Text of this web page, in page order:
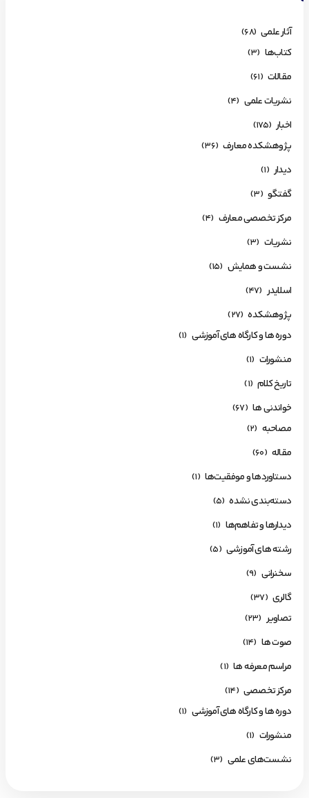
آثار علمی (68)
کتاب‌ها (3)
مقالات (61)
نشریات علمی (4)
اخبار (175)
پژوهشکده معارف (36)
دیدار (1)
گفتگو (3)
مرکز تخصصی معارف (4)
نشریات (3)
نشست و همایش (15)
اسلایدر (47)
پژوهشکده (27)
دوره ها و کارگاه های آموزشی (1)
منشورات (1)
تاریخ کلام (1)
خواندنی ها (67)
مصاحبه (2)
مقاله (60)
دستاوردها و موفقیت‌ها (1)
دسته‌بندی نشده (5)
دیدارها و تفاهم‌ها (1)
رشته های آموزشی (5)
سخنرانی (9)
گالری (37)
تصاویر (23)
صوت ها (14)
مراسم معرفه ها (1)
مرکز تخصصی (14)
دوره ها و کارگاه های آموزشی (1)
منشورات (1)
نشست‌های علمی (3)